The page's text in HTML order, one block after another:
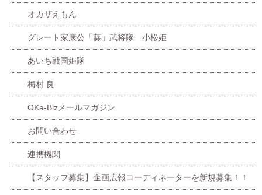
オカザえもん
グレート家康公「葵」武将隊 小松姫
あいち戦国姫隊
梅村 良
OKa-Bizメールマガジン
お問い合わせ
連携機関
【スタッフ募集】企画広報コーディネーターを新規募集！！